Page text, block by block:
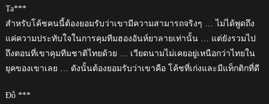
Ta***
สำหรับโค้ชคนนี้ต้องยอมรับว่าเขามีความสามารถจริงๆ … ไม่ได้พูดถึง
แค่ความประทับใจในการคุมทีมฮองอันห์ยาลายเท่านั้น … แต่ยังรวมไป
ถึงตอนที่เขาคุมทีมชาติไทยด้วย … เวียดนามไม่เคยอยู่เหนือกว่าไทยใน
ยุคของเขาเลย … ดังนั้นต้องยอมรับว่าเขาคือ โค้ชที่เก่งและมีแท็กติกที่ดี
Đỗ ***